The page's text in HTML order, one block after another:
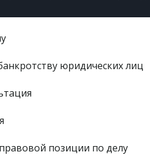
юридических лиц
позиции по делу